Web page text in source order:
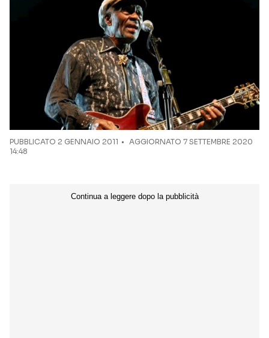
PUBBLICATO 2 GENNAIO 2011
AGGIORNATO 7 SETTEMBRE 2020
14:48